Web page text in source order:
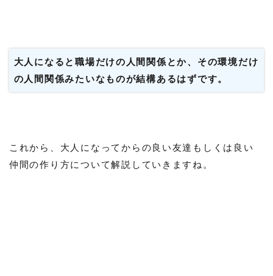
大人になると職場だけの人間関係とか、その環境だけ
の人間関係みたいなものが結構あるはずです。
これから、大人になってからの良い友達もしくは良い
仲間の作り方について解説していきますね。